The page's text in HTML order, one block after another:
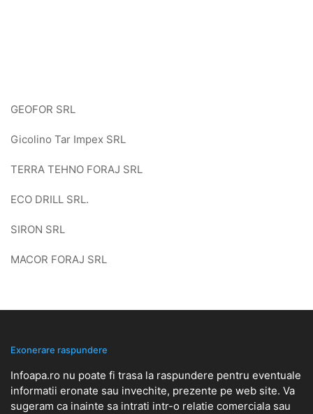
GEOFOR SRL
Gicolino Tar Impex SRL
TERRA TEHNO FORAJ SRL
ECO DRILL SRL.
SIRON SRL
MACOR FORAJ SRL
Exonerare raspundere
Infoapa.ro nu poate fi trasa la raspundere pentru eventuale
informatii eronate sau invechite, prezente pe web site. Va
sugeram ca inainte sa intrati intr-o relatie comerciala sau